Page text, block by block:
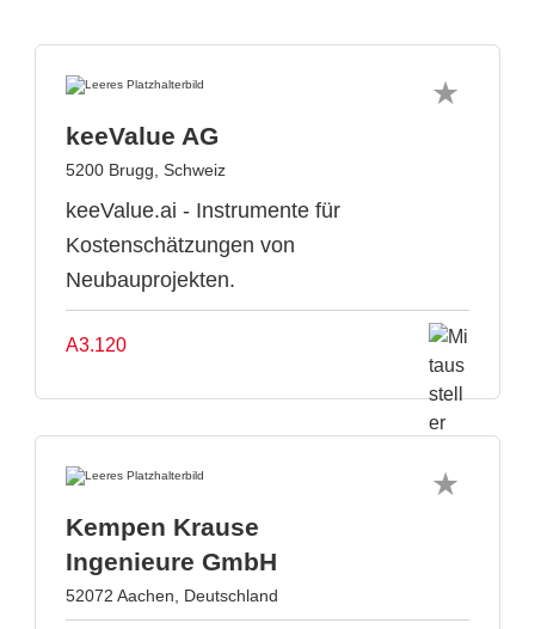
keeValue AG
5200 Brugg, Schweiz
keeValue.ai - Instrumente für
Kostenschätzungen von
Neubauprojekten.
A3.120
Kempen Krause
Ingenieure GmbH
52072 Aachen, Deutschland